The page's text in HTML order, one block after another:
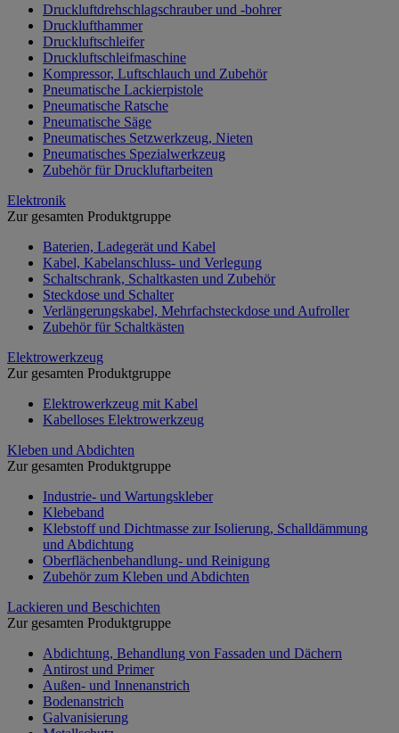
Druckluftdrehschlagschrauber und -bohrer
Drucklufthammer
Druckluftschleifer
Druckluftschleifmaschine
Kompressor, Luftschlauch und Zubehör
Pneumatische Lackierpistole
Pneumatische Ratsche
Pneumatische Säge
Pneumatisches Setzwerkzeug, Nieten
Pneumatisches Spezialwerkzeug
Zubehör für Druckluftarbeiten
Elektronik
Zur gesamten Produktgruppe
Baterien, Ladegerät und Kabel
Kabel, Kabelanschluss- und Verlegung
Schaltschrank, Schaltkasten und Zubehör
Steckdose und Schalter
Verlängerungskabel, Mehrfachsteckdose und Aufroller
Zubehör für Schaltkästen
Elektrowerkzeug
Zur gesamten Produktgruppe
Elektrowerkzeug mit Kabel
Kabelloses Elektrowerkzeug
Kleben und Abdichten
Zur gesamten Produktgruppe
Industrie- und Wartungskleber
Klebeband
Klebstoff und Dichtmasse zur Isolierung, Schalldämmung
und Abdichtung
Oberflächenbehandlung- und Reinigung
Zubehör zum Kleben und Abdichten
Lackieren und Beschichten
Zur gesamten Produktgruppe
Abdichtung, Behandlung von Fassaden und Dächern
Antirost und Primer
Außen- und Innenanstrich
Bodenanstrich
Galvanisierung